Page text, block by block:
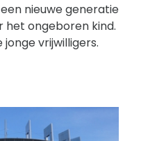
nieuwe generatie
ongeboren kind.
jonge vrijwilligers.